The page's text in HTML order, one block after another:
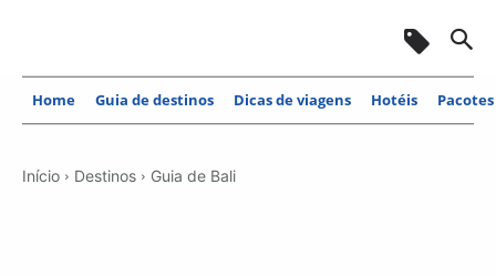
Home Guia de destinos Dicas de viagens Hotéis Pacotes
Início Destinos Guia de Bali